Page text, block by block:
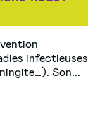
infectieuses
Son...